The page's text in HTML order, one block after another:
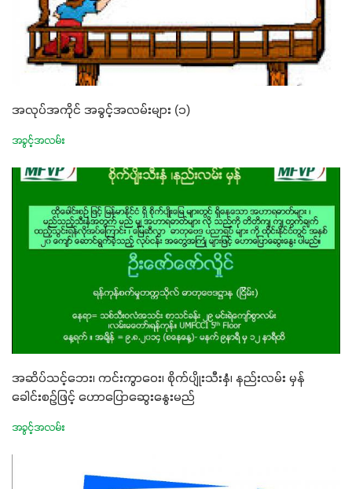
အလုပ်အကိုင် အခွင့်အလမ်းများ (၁)
အခွင့်အလမ်း
အဆိပ်သင့်ဘေး၊ ကင်းကွာဝေး၊ စိုက်ပျိုးသီးနှံ၊ နည်းလမ်း မှန်
ခေါင်းစဉ်ဖြင့် ဟောပြောဆွေးနွေးမည်
အခွင့်အလမ်း